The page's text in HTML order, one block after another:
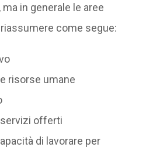
in generale le aree
come segue:
risorse umane
offerti
di lavorare per